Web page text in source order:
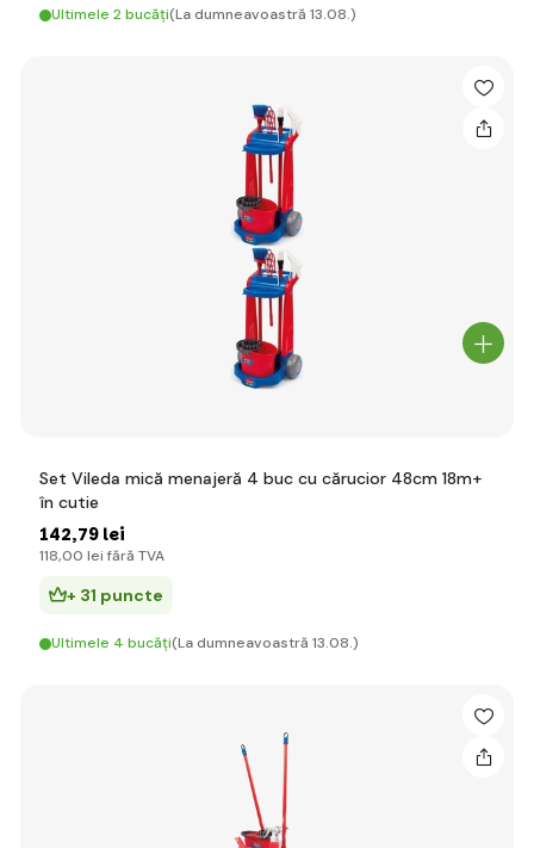
Ultimele 2 bucăți(La dumneavoastră 13.08.)
Set Vileda mică menajeră 4 buc cu cărucior 48cm 18m+
în cutie
142,79 lei
118,00 lei fără TVA
+ 31 puncte
Ultimele 4 bucăți(La dumneavoastră 13.08.)